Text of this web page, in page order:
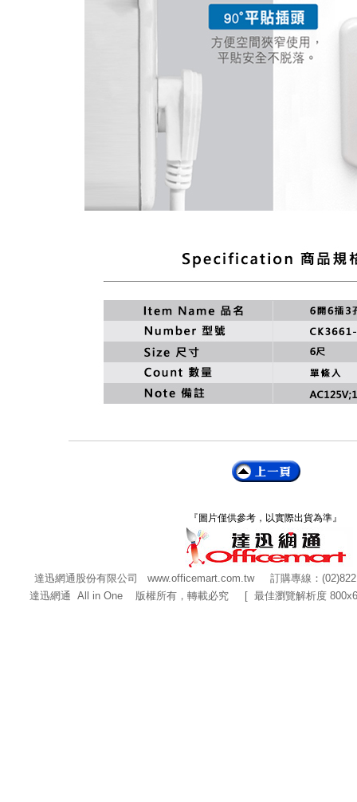
『圖片僅供參考，以實際出貨為準』
達迅網通股份有限公司 www.officemart.com.tw訂購專線：
達迅網通 All in One 版權所有，轉載必究 [ 最佳瀏覽解析度